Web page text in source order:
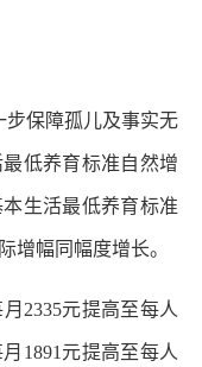
保障孤儿及事实无
低养育标准自然增
生活最低养育标准
增幅同幅度增长。
2335元提高至每人
1891元提高至每人